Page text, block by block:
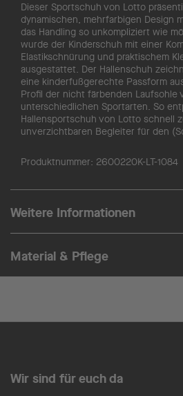
Dieser Sportschuh von Lotto
dynamischen, mehrfarbigen Design
das Handling so unkompliziert wie
wurde der Kinderschuh mit einer
Elastikschnürung und praktischem
ausgestattet. Der Hallenschuh
eine kinderfußgerechte Passform
Profil der nicht färbenden Laufsohle
unterschiedlichen Sportarten. So
Hallensportschuh von Lotto schnell
unverzichtbaren Begleiter für den
Produktnummer: 2600220K-LT-1084
Weitere Informationen
Material & Pflege
Wir sind für euch da